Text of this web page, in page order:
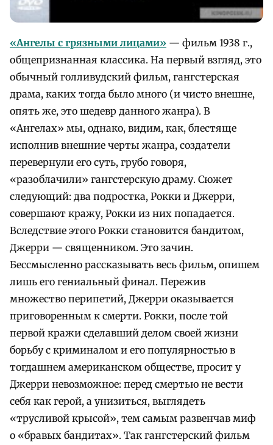
«Ангелы с грязными лицами» — фильм 1938 г.,
общепризнанная классика. На первый взгляд, это
обычный голливудский фильм, гангстерская
драма, каких тогда было много (и чисто внешне,
опять же, это шедевр данного жанра). В
«Ангелах» мы, однако, видим, как, блестяще
исполнив внешние черты жанра, создатели
перевернули его суть, грубо говоря,
«разоблачили» гангстерскую драму. Сюжет
следующий: два подростка, Рокки и Джерри,
совершают кражу, Рокки из них попадается.
Вследствие этого Рокки становится бандитом,
Джерри — священником. Это зачин.
Бессмысленно рассказывать весь фильм, опишем
лишь его гениальный финал. Пережив
множество перипетий, Джерри оказывается
приговоренным к смерти. Рокки, после той
первой кражи сделавший делом своей жизни
борьбу с криминалом и его популярностью в
тогдашнем американском обществе, просит у
Джерри невозможное: перед смертью не вести
себя как герой, а унизиться, выглядеть
«трусливой крысой», тем самым развенчав миф
о «бравых бандитах». Так гангстерский фильм